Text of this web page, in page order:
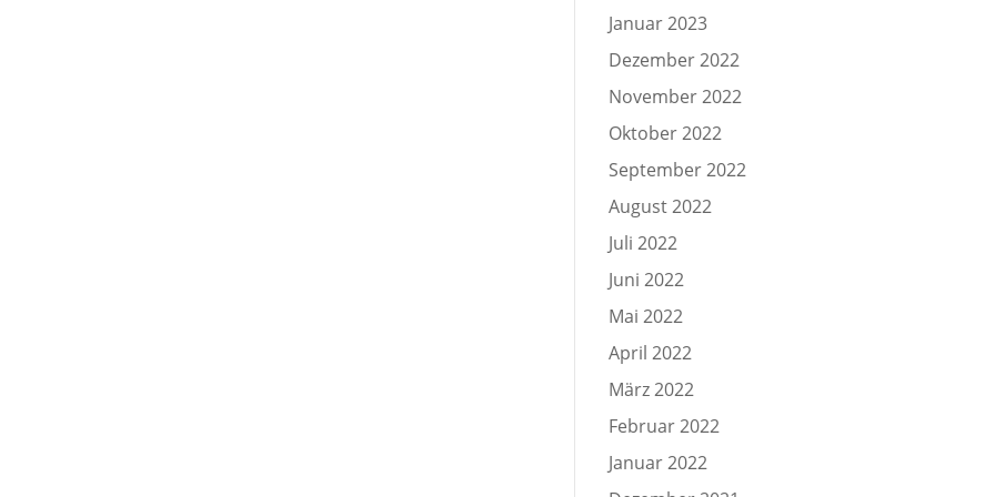
Januar 2023
Dezember 2022
November 2022
Oktober 2022
September 2022
August 2022
Juli 2022
Juni 2022
Mai 2022
April 2022
März 2022
Februar 2022
Januar 2022